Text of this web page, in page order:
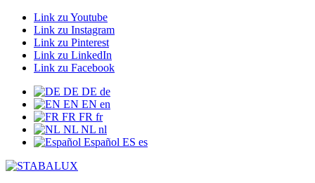
Link zu Youtube
Link zu Instagram
Link zu Pinterest
Link zu LinkedIn
Link zu Facebook
DE DE de
EN EN en
FR FR fr
NL NL nl
Español ES es